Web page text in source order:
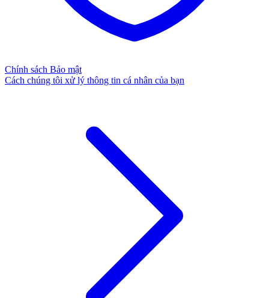
Chính sách Bảo mật
Cách chúng tôi xử lý thông tin cá nhân của bạn